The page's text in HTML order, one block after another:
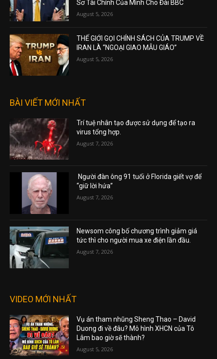
Sơ Tài Chính Của Mình Cho Đài BBC
August 5, 2026
THẾ GIỚI GỌI CHÍNH SÁCH CỦA TRUMP VỀ
IRAN LÀ “NGOẠI GIAO MẪU GIÁO”
August 5, 2026
BÀI VIẾT MỚI NHẤT
Trí tuệ nhân tạo được sử dụng để tạo ra
virus tổng hợp.
August 7, 2026
Người đàn ông 91 tuổi ở Florida giết vợ để
“giữ lời hứa”
August 7, 2026
Newsom công bố chương trình giảm giá
tức thì cho người mua xe điện lần đầu.
August 7, 2026
VIDEO MỚI NHẤT
Vụ án tham nhũng Sheng Thao – David
Duong đi về đâu? Mô hình XHCN của Tô
Lâm bao giờ sẽ thành?
August 5, 2026